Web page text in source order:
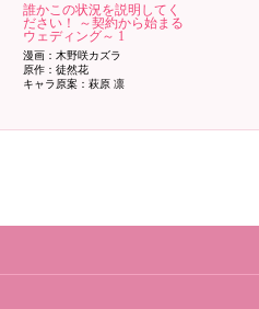
誰かこの状況を説明してく
ださい！ ～契約から始まる
ウェディング～ 1
漫画：木野咲カズラ
原作：徒然花
キャラ原案：萩原 凛